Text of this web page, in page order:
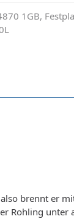
1GB,
brennt er
Rohling unter